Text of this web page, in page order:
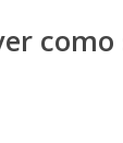
como